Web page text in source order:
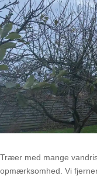
Træer med mange
opmærksomhed. Vi